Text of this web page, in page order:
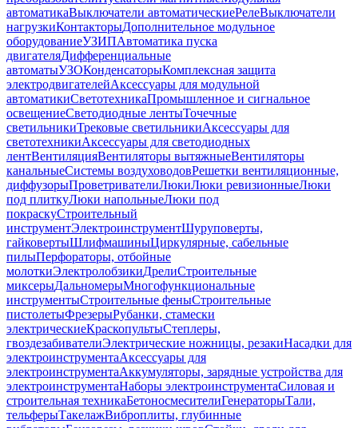
автоматикаВыключатели автоматическиеРелеВыключатели
нагрузкиКонтакторыДополнительное модульное
оборудованиеУЗИПАвтоматика пуска
двигателяДифференциальные
автоматыУЗОКонденсаторыКомплексная защита
электродвигателейАксессуары для модульной
автоматикиСветотехникаПромышленное и сигнальное
освещениеСветодиодные лентыТочечные
светильникиТрековые светильникиАксессуары для
светотехникиАксессуары для светодиодных
лентВентиляцияВентиляторы вытяжныеВентиляторы
канальныеСистемы воздуховодовРешетки вентиляционные,
диффузорыПроветривателиЛюкиЛюки ревизионныеЛюки
под плиткуЛюки напольныеЛюки под
покраскуСтроительный
инструментЭлектроинструментШуруповерты,
гайковертыШлифмашиныЦиркулярные, сабельные
пилыПерфораторы, отбойные
молоткиЭлектролобзикиДрелиСтроительные
миксерыДальномерыМногофункциональные
инструментыСтроительные феныСтроительные
пистолетыФрезерыРубанки, стамески
электрическиеКраскопультыСтеплеры,
гвоздезабивателиЭлектрические ножницы, резакиНасадки для
электроинструментаАксессуары для
электроинструментаАккумуляторы, зарядные устройства для
электроинструментаНаборы электроинструментаСиловая и
строительная техникаБетоносмесителиГенераторыТали,
тельферыТакелажВиброплиты, глубинные